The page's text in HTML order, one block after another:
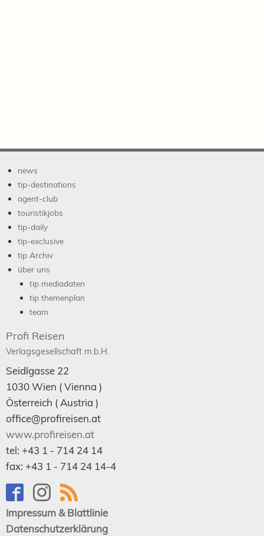
news
tip-destinations
agent-club
touristikjobs
tip-daily
tip-exclusive
tip Archiv
über uns
tip mediadaten
tip themenplan
team
Profi Reisen
Verlagsgesellschaft m.b.H.
Seidlgasse 22
1030Wien ( Vienna )
Österreich ( Austria )
office@profireisen.at
www.profireisen.at
tel: +43 1 - 714 24 14
fax: +43 1 - 714 24 14-4
Impressum & Blattlinie
Datenschutzerklärung